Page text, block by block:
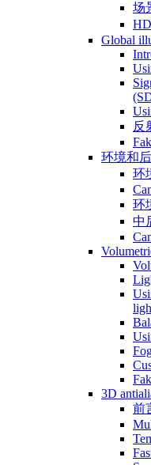
场
Global
反
环境和
环
环
中
3D
前